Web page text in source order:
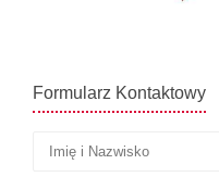
Formularz Kontaktowy